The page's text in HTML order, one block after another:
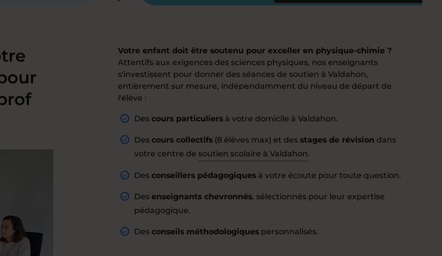
Votre enfant doit être soutenu pour exceller en physique-chimie ?
Attentifs aux exigences des sciences physiques, nos enseignants
s'investissent pour donner des séances de soutien à Valdahon,
entièrement sur mesure, indépendamment du niveau de départ de
l'élève :
Des cours particuliers à votre domicile à Valdahon.
Des cours collectifs (8 élèves max) et des stages de révision dans
votre centre de soutien scolaire à Valdahon.
Des conseillers pédagogiques à votre écoute pour toute question.
Des enseignants chevronnés, sélectionnés pour leur expertise
pédagogique.
Des conseils méthodologiques personnalisés.